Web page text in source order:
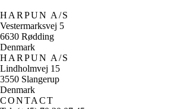
HARPUN A/S
Vestermarksvej 5
6630 Rødding
Denmark
HARPUN A/S
Lindholmvej 15
3550 Slangerup
Denmark
CONTACT